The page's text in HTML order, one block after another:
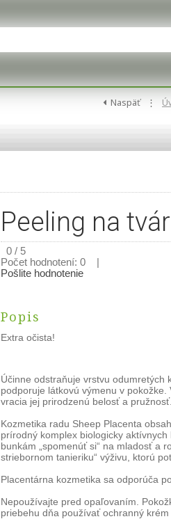
Naspäť ⋮
Peeling na
0 / 5
Počet hodnotení: 0 |
Pošlite hodnotenie
Popis
Extra očista!
Účinne odstraňuje vrstvu odumretých
podporuje látkovú výmenu v pokožke.
vracia jej prirodzenú belosť a pružnosť.
Kozmetika radu Sheep Placenta
prírodný komplex biologicky
bunkám „spomenúť si“ na mladosť a
striebornom tanieriku“ výživu, ktorú
Placentárna kozmetika sa odporúča
Nepoužívajte pred opaľovaním.
priebehu dňa používať ochranný krém